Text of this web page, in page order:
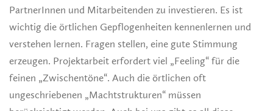
PartnerInnen und Mitarbeitenden zu investieren. Es ist
wichtig die örtlichen Gepflogenheiten kennenlernen und
verstehen lernen. Fragen stellen, eine gute Stimmung
erzeugen. Projektarbeit erfordert viel „Feeling“ für die
feinen „Zwischentöne“. Auch die örtlichen oft
ungeschriebenen „Machtstrukturen“ müssen